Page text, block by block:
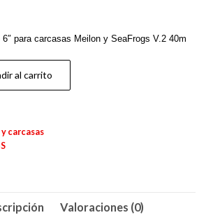
para carcasas Meilon y SeaFrogs V.2 40m
al carrito
carcasas
Valoraciones (0)